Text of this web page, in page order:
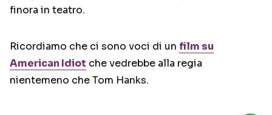
finora in teatro.
Ricordiamo che ci sono voci di un film su
American Idiot che vedrebbe alla regia
nientemeno che Tom Hanks.